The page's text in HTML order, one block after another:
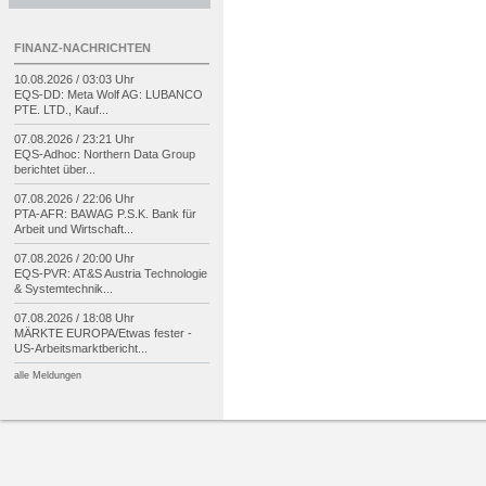
FINANZ-NACHRICHTEN
10.08.2026 / 03:03 Uhr
EQS-DD: Meta Wolf AG: LUBANCO
PTE. LTD., Kauf...
07.08.2026 / 23:21 Uhr
EQS-Adhoc: Northern Data Group
berichtet über...
07.08.2026 / 22:06 Uhr
PTA-AFR: BAWAG P.S.K. Bank für
Arbeit und Wirtschaft...
07.08.2026 / 20:00 Uhr
EQS-PVR: AT&S Austria Technologie
& Systemtechnik...
07.08.2026 / 18:08 Uhr
MÄRKTE EUROPA/Etwas fester -
US-Arbeitsmarktbericht...
alle Meldungen